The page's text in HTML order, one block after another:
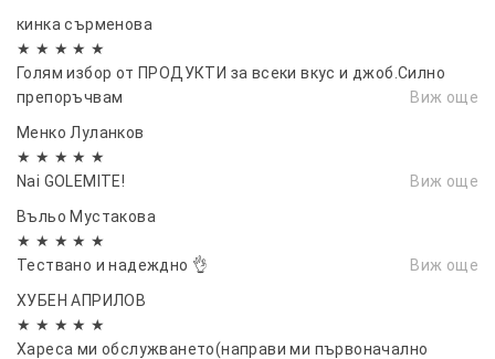
кинка сърменова
★ ★ ★ ★ ★
Голям избор от ПРОДУКТИ за всеки вкус и джоб.Силно
препоръчвам
Виж още
Менко Луланков
★ ★ ★ ★ ★
Nai GOLEMITE!
Виж още
Въльо Мустакова
★ ★ ★ ★ ★
Тествано и надеждно 👌
Виж още
ХУБЕН АПРИЛОВ
★ ★ ★ ★ ★
Хареса ми обслужването(направи ми първоначално